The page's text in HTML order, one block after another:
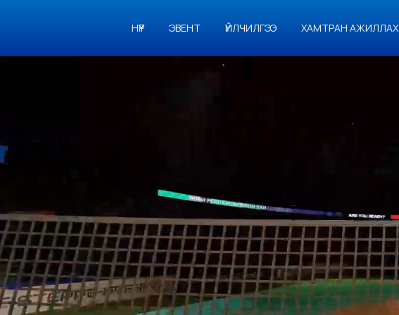
НҮҮР ЭВЕНТ ҮЙЛЧИЛГЭЭ ХАМТРАН АЖИЛЛАХ